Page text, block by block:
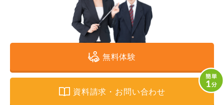
無料体験
資料請求・お問い合わせ